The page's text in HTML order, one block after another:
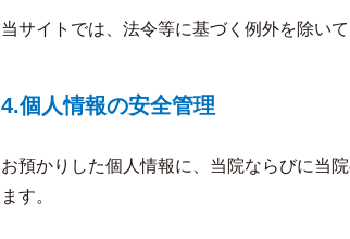
当サイトでは、法令等に基づく例外を除い
4.個人情報の安全管理
お預かりした個人情報に、当院ならびに当
ます。